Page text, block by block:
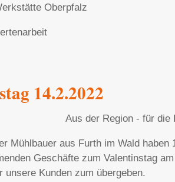
Oberpfalz
14.2.2022
Aus der Region - für die
Mühlbauer aus Furth im Wald haben
Geschäfte zum Valentinstag
unsere Kunden zum übergeben.